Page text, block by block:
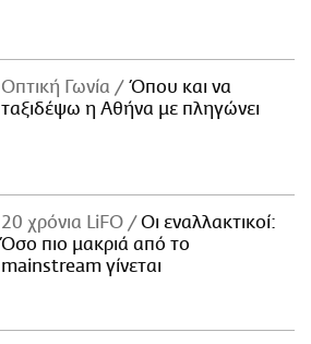
Οπτική Γωνία
Όπου και να
ταξιδέψω η Αθήνα με πληγώνει
20 χρόνια LiFO
Οι εναλλακτικοί:
Όσο πιο μακριά από το
mainstream γίνεται